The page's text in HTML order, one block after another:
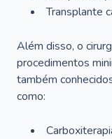
Transplante
Além disso, o
procedimentos
também
como: